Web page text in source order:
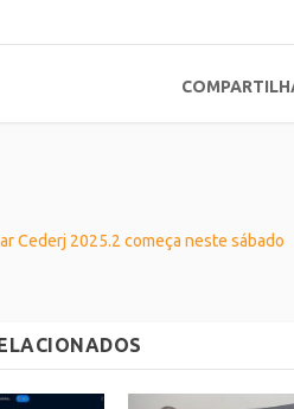
Cederj 2025.2 começa neste sábado